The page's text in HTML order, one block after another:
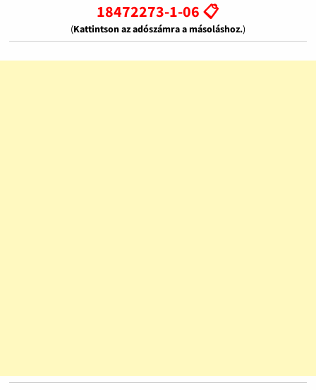
18472273-1-06 📋
(Kattintson az adószámra a másoláshoz.)